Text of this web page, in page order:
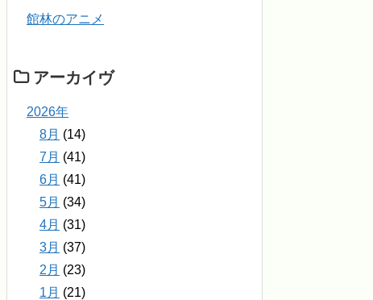
館林のアニメ
アーカイヴ
2026年
8月 (14)
7月 (41)
6月 (41)
5月 (34)
4月 (31)
3月 (37)
2月 (23)
1月 (21)